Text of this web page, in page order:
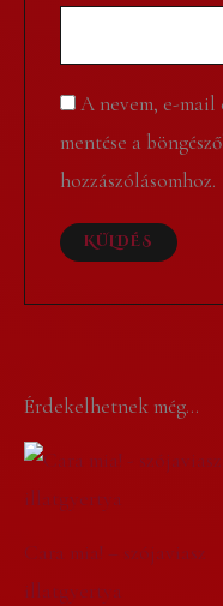
A nevem, e-mail
mentése a
hozzászólásomhoz.
Érdekelhetnek még…
Cara mia! – szójaviasz
illatgyertya